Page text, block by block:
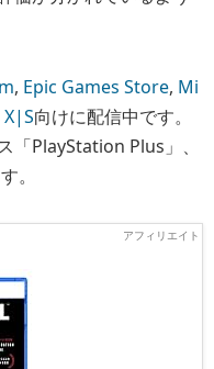
, Epic Games Store, Mi
X|S向けに配信中です。
「PlayStation Plus」、
。